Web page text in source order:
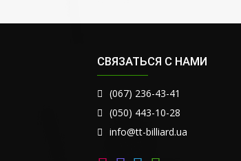
СВЯЗАТЬСЯ С НАМИ
(067) 236-43-41
(050) 443-10-28
info@tt-billiard.ua